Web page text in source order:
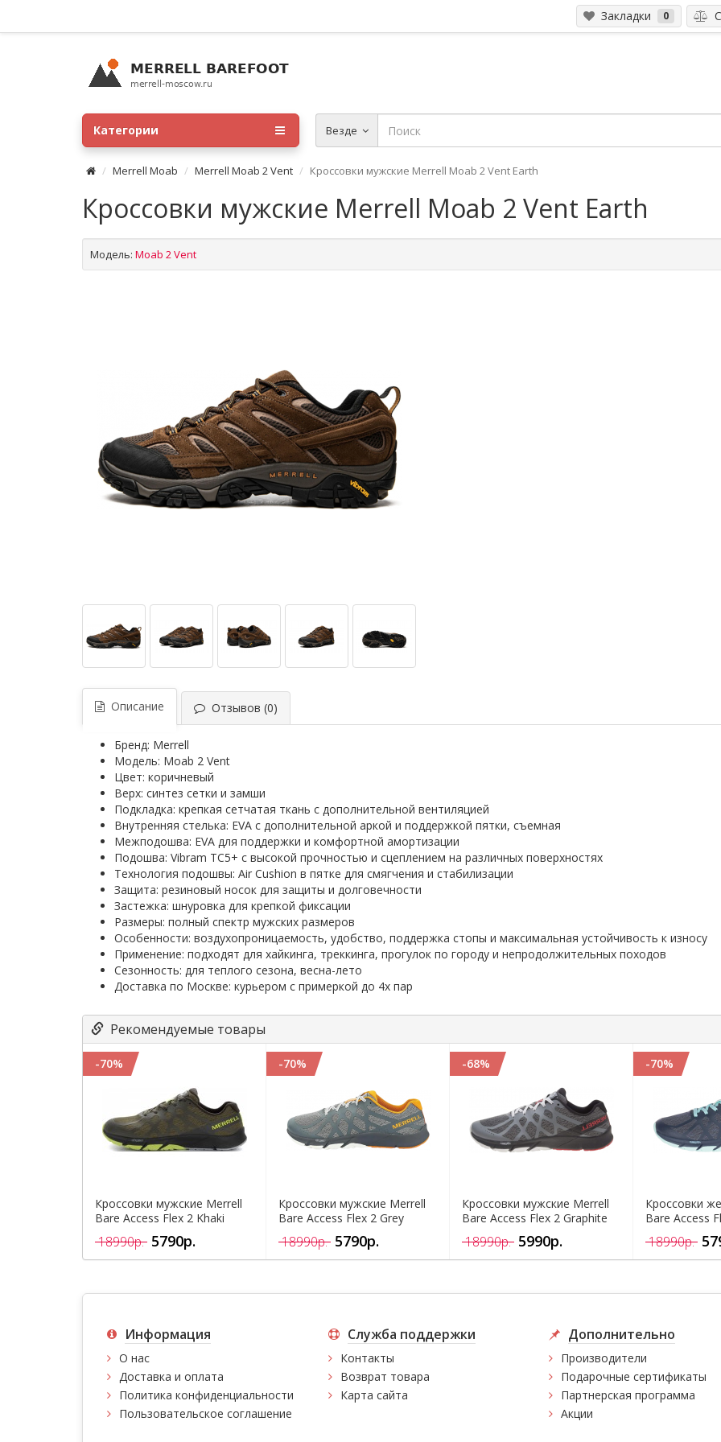
Закладки 0
Везде
Категории
Merrell Moab Merrell Moab 2 Vent Кроссовки мужские Merrell Moab 2 Vent Earth
Кроссовки мужские Merrell Moab 2 Vent Earth
Модель: Moab 2 Vent
Описание Отзывов (0)
Бренд: Merrell
Модель: Moab 2 Vent
Цвет: коричневый
Верх: синтез сетки и замши
Подкладка: крепкая сетчатая ткань с дополнительной вентиляцией
Внутренняя стелька: EVA с дополнительной аркой и поддержкой пятки, съемная
Межподошва: EVA для поддержки и комфортной амортизации
Подошва: Vibram TC5+ с высокой прочностью и сцеплением на различных поверхностях
Технология подошвы: Air Cushion в пятке для смягчения и стабилизации
Защита: резиновый носок для защиты и долговечности
Застежка: шнуровка для крепкой фиксации
Размеры: полный спектр мужских размеров
Особенности: воздухопроницаемость, удобство, поддержка стопы и максимальная устойчивость к износу
Применение: подходят для хайкинга, треккинга, прогулок по городу и непродолжительных походов
Сезонность: для теплого сезона, весна-лето
Доставка по Москве: курьером с примеркой до 4х пар
Рекомендуемые товары
-70%
Кроссовки мужские Merrell
Bare Access Flex 2 Khaki
18990р. 5790р.
-70%
Кроссовки мужские Merrell
Bare Access Flex 2 Grey
18990р. 5790р.
-68%
Кроссовки мужские Merrell
Bare Access Flex 2 Graphite
18990р. 5990р.
-70%
Кроссовки
Bare Access
18990р.
Информация
О нас
Доставка и оплата
Политика конфиденциальности
Пользовательское соглашение
Служба поддержки
Контакты
Возврат товара
Карта сайта
Дополнительно
Производители
Подарочные сертификаты
Партнерская программа
Акции